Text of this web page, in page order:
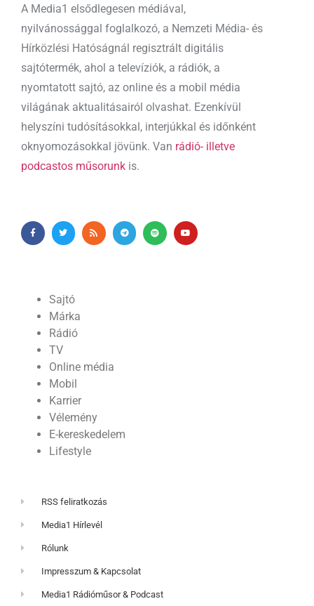
A Media1 elsődlegesen médiával,
nyilvánossággal foglalkozó, a Nemzeti Média- és
Hírközlési Hatóságnál regisztrált digitális
sajtótermék, ahol a televíziók, a rádiók, a
nyomtatott sajtó, az online és a mobil média
világának aktualitásairól olvashat. Ezenkívül
helyszíni tudósításokkal, interjúkkal és időnként
oknyomozásokkal jövünk. Van rádió- illetve
podcastos műsorunk is.
Sajtó
Márka
Rádió
TV
Online média
Mobil
Karrier
Vélemény
E-kereskedelem
Lifestyle
RSS feliratkozás
Media1 Hírlevél
Rólunk
Impresszum & Kapcsolat
Media1 Rádióműsor & Podcast